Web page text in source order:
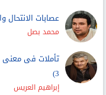
عصابات
محمد بصل
3)
إبراهيم العريس